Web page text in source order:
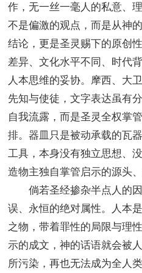
作，无一丝一毫人的私意、
不是偏激的观点，而是从神
结论，更是圣灵赐下的原创
差异、文化水平不同、时代
人本思维的妥协。摩西、大
先知与使徒，文字表达虽有
自我流露，而是圣灵全权掌
排。器皿只是被动承载的瓦
工具，本身没有独立思想、
造物主独自掌管启示的源头、
倘若圣经掺杂半点人的因
误、永恒的绝对属性。人本
之物，带着罪性的局限与理
示的成文，神的话语就会被
所污染，再也无法成为全人